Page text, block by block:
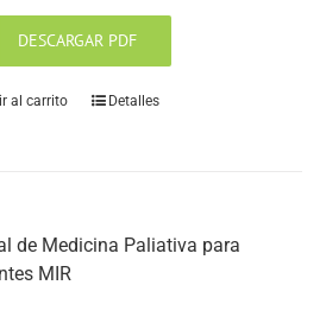
DESCARGAR PDF
al carrito Detalles
de Medicina Paliativa para
MIR